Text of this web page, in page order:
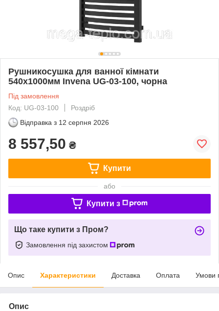
Рушникосушка для ванної кімнати
540x1000мм Invena UG-03-100, чорна
Під замовлення
Код: UG-03-100
Роздріб
Відправка з 12 серпня 2026
8 557,50 ₴
Купити
або
Купити з
Що таке купити з Пром?
Замовлення під захистом
Опис Характеристики Доставка Оплата Умови
Опис